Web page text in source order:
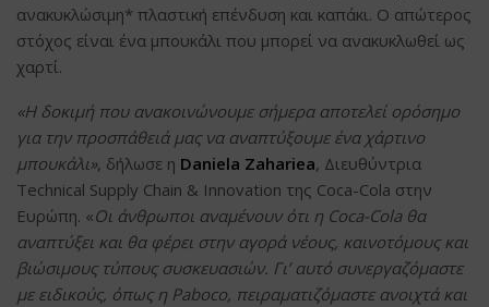
ανακυκλώσιμη* πλαστική επένδυση και καπάκι. Ο απώτερος
στόχος είναι ένα μπουκάλι που μπορεί να ανακυκλωθεί ως
χαρτί.
«Η δοκιμή που ανακοινώνουμε σήμερα αποτελεί ορόσημο
για την προσπάθειά μας να αναπτύξουμε ένα χάρτινο
μπουκάλι», δήλωσε η Daniela Zahariea, Διευθύντρια
Technical Supply Chain & Innovation της Coca-Cola στην
Ευρώπη. «Οι άνθρωποι αναμένουν ότι η Coca-Cola θα
αναπτύξει και θα φέρει στην αγορά νέους, καινοτόμους και
βιώσιμους τύπους συσκευασιών. Γι’ αυτό συνεργαζόμαστε
με ειδικούς, όπως η Paboco, πειραματιζόμαστε ανοιχτά και